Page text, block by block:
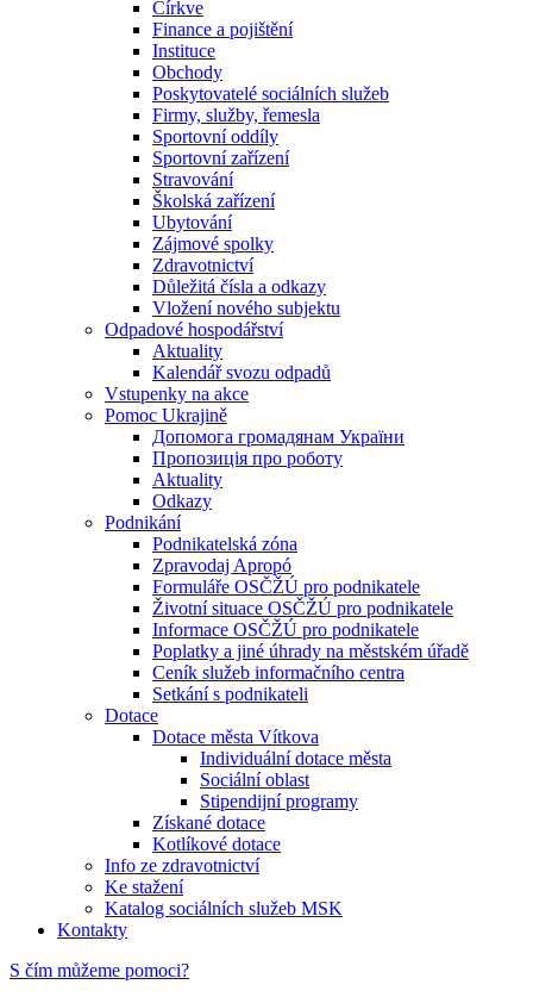
Církve
Finance a pojištění
Instituce
Obchody
Poskytovatelé sociálních služeb
Firmy, služby, řemesla
Sportovní oddíly
Sportovní zařízení
Stravování
Školská zařízení
Ubytování
Zájmové spolky
Zdravotnictví
Důležitá čísla a odkazy
Vložení nového subjektu
Odpadové hospodářství
Aktuality
Kalendář svozu odpadů
Vstupenky na akce
Pomoc Ukrajině
Допомога громадянам України
Пропозиція про роботу
Aktuality
Odkazy
Podnikání
Podnikatelská zóna
Zpravodaj Apropó
Formuláře OSČŽÚ pro podnikatele
Životní situace OSČŽÚ pro podnikatele
Informace OSČŽÚ pro podnikatele
Poplatky a jiné úhrady na městském úřadě
Ceník služeb informačního centra
Setkání s podnikateli
Dotace
Dotace města Vítkova
Individuální dotace města
Sociální oblast
Stipendijní programy
Získané dotace
Kotlíkové dotace
Info ze zdravotnictví
Ke stažení
Katalog sociálních služeb MSK
Kontakty
S čím můžeme pomoci?